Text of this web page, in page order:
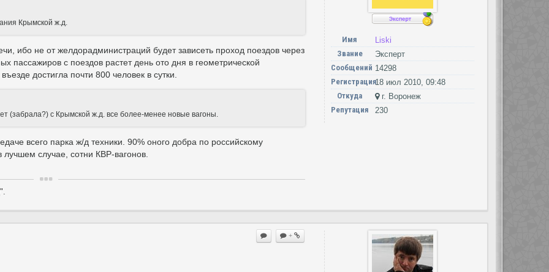
Крымской ж.д.
ибо не от желдорадминистраций будет зависеть проход поездов через
пассажиров с поездов растет день ото дня в геометрической
достигла почти 800 человек в сутки.
(забрала?) с Крымской ж.д. все более-менее новые вагоны.
всего парка ж/д техники. 90% оного добра по российскому
лучшем случае, сотни КВР-вагонов.
Имя
Liski
Звание
Эксперт
Сообщений 14298
Регистрация18 июл 2010, 09:48
Откуда
г. Воронеж
Репутация
230
+